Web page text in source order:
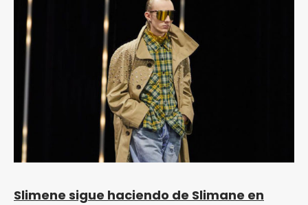
Slimene sigue haciendo de Slimane en